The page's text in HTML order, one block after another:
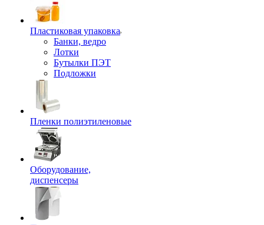
Пластиковая упаковка
Банки, ведро
Лотки
Бутылки ПЭТ
Подложки
Пленки полиэтиленовые
Оборудование,
диспенсеры